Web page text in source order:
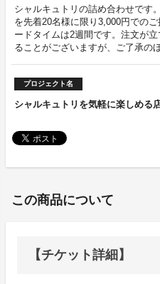
シャルキュトリの詰め合わせです
を先着20名様に限り3,000円での
ードタイムは2週間です。注文が
ることがございますが、ご了承の
プロジェクト名
シャルキュトリを気軽に楽しめる
この商品について
【チケット詳細】